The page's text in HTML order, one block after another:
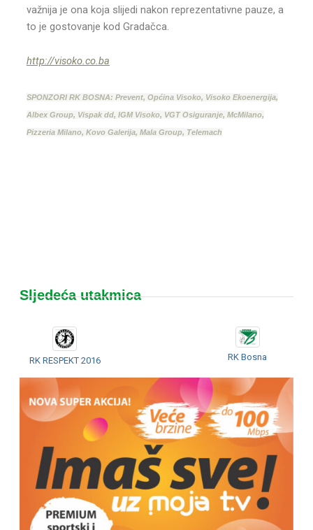
važnija je ona koja slijedi nakon reprezentativne pauze, a
to je gostovanje kod Gradačca.
http://visoko.co.ba
SPONZORI RK BOSNA: Prevent, Općina Visoko, Visoko Ekoenergija,
Albex Group, Vispak dd, IGM Visoko, VGT Osiguranje, McMilano,
Pizzeria Milano, Kovo Galerija, Mala Group, Telemach
Sljedeća utakmica
RK RESPEKT 2016 RK Bosna